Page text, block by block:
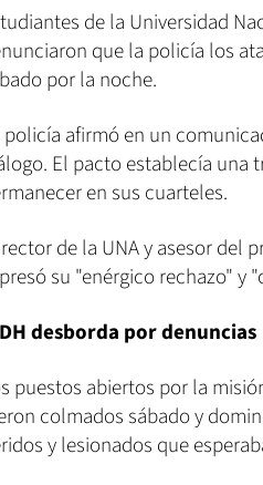
de la Universidad
que la policía los
por la noche.
policía afirmó en un
El pacto establecía una
en sus cuarteles.
de la UNA y asesor del
su "enérgico rechazo"
desborda por denuncias
puestos abiertos por la
colmados sábado y
y lesionados que